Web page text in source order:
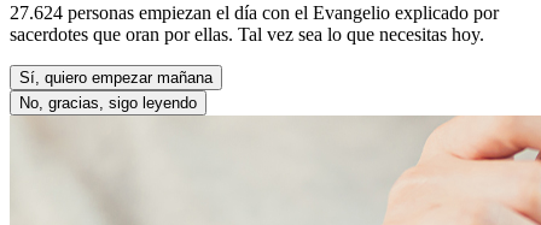
27.624 personas empiezan el día con el Evangelio explicado por
sacerdotes que oran por ellas. Tal vez sea lo que necesitas hoy.
Sí, quiero empezar mañana
No, gracias, sigo leyendo